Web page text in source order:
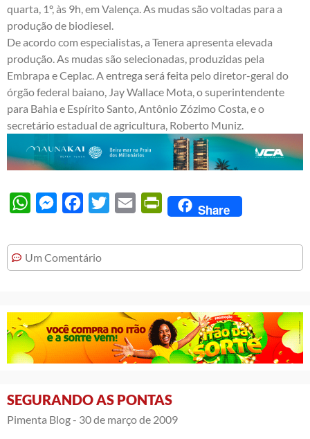
quarta, 1º, às 9h, em Valença. As mudas são voltadas para a
produção de biodiesel.
De acordo com especialistas, a Tenera apresenta elevada
produção. As mudas são selecionadas, produzidas pela
Embrapa e Ceplac. A entrega será feita pelo diretor-geral do
órgão federal baiano, Jay Wallace Mota, o superintendente
para Bahia e Espírito Santo, Antônio Zózimo Costa, e o
secretário estadual de agricultura, Roberto Muniz.
WhatsAppMessengerFacebook
Twitter Email PrintFriendly
Share
Um Comentário
SEGURANDO AS PONTAS
Pimenta Blog - 30 de março de 2009